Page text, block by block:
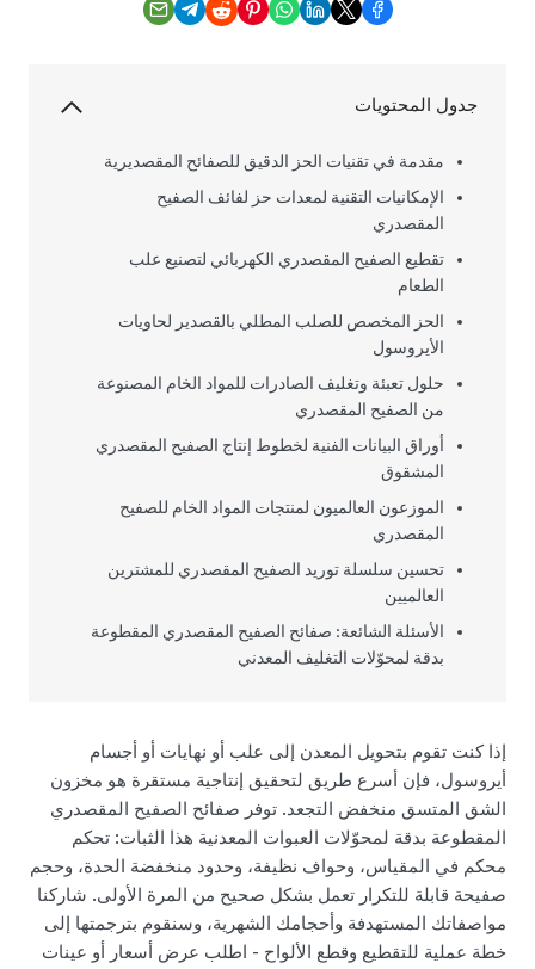
جدول المحتويات
مقدمة في تقنيات الحز الدقيق للصفائح المقصديرية
الإمكانيات التقنية لمعدات حز لفائف الصفيح
المقصدري
تقطيع الصفيح المقصدري الكهربائي لتصنيع علب
الطعام
الحز المخصص للصلب المطلي بالقصدير لحاويات
الأيروسول
حلول تعبئة وتغليف الصادرات للمواد الخام المصنوعة
من الصفيح المقصدري
أوراق البيانات الفنية لخطوط إنتاج الصفيح المقصدري
المشقوق
الموزعون العالميون لمنتجات المواد الخام للصفيح
المقصدري
تحسين سلسلة توريد الصفيح المقصدري للمشترين
العالميين
الأسئلة الشائعة: صفائح الصفيح المقصدري المقطوعة
بدقة لمحوّلات التغليف المعدني
إذا كنت تقوم بتحويل المعدن إلى علب أو نهايات أو أجسام
أيروسول، فإن أسرع طريق لتحقيق إنتاجية مستقرة هو مخزون
الشق المتسق منخفض التجعد. توفر صفائح الصفيح المقصدري
المقطوعة بدقة لمحوّلات العبوات المعدنية هذا الثبات: تحكم
محكم في المقياس، وحواف نظيفة، وحدود منخفضة الحدة، وحجم
صفيحة قابلة للتكرار تعمل بشكل صحيح من المرة الأولى. شاركنا
مواصفاتك المستهدفة وأحجامك الشهرية، وسنقوم بترجمتها إلى
خطة عملية للتقطيع وقطع الألواح - اطلب عرض أسعار أو عينات